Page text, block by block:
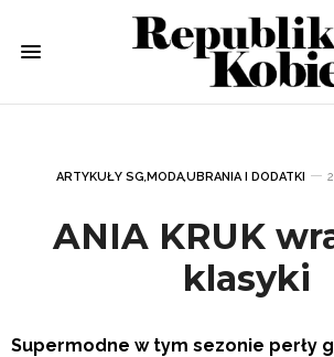
ARTYKUŁY SG,MODA,UBRANIA I DODATKI
ANIA KRUK
klasyki
Supermodne w tym sezonie perły